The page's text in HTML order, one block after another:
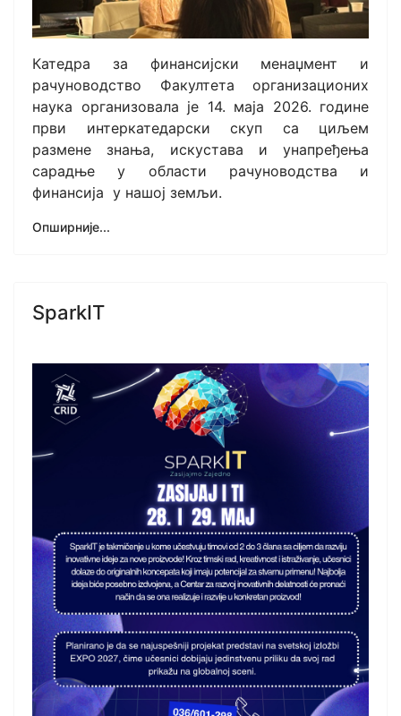
Катедра за финансијски менаџмент и
рачуноводство Факултетa организационих
наука организовала је 14. маја 2026. године
први интеркатедарски скуп са циљем
размене знања, искустава и унапређења
сарадње у области рачуноводства и
финансија у нашој земљи.
Опширније...
SparkIT